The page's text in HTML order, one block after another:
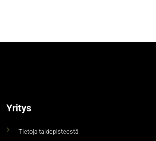
Yritys
Tietoja taidepisteestä